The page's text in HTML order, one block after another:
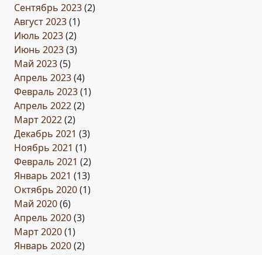
Сентябрь 2023(2)
Август 2023(1)
Июль 2023(2)
Июнь 2023(3)
Май 2023(5)
Апрель 2023(4)
Февраль 2023(1)
Апрель 2022(2)
Март 2022(2)
Декабрь 2021 (3)
Ноябрь 2021 (1)
Февраль 2021 (2)
Январь 2021 (13)
Октябрь 2020(1)
Май 2020(6)
Апрель 2020(3)
Март 2020(1)
Январь 2020(2)